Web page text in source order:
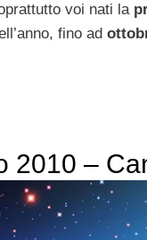
voi nati la
fino ad
2010 –